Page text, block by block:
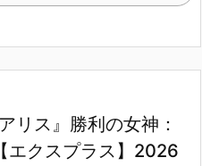
リス』勝利の女神：
エクスプラス】2026